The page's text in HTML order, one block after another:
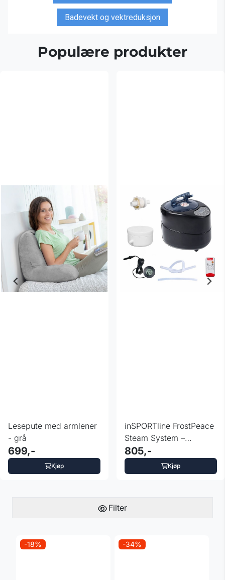
Badevekt og vektreduksjon
Populære produkter
Lesepute med armlener
- grå
699,-
Kjøp
inSPORTline FrostPeace
Steam System –
Dampsystem for ...
805,-
Kjøp
Filter
-18% -34%